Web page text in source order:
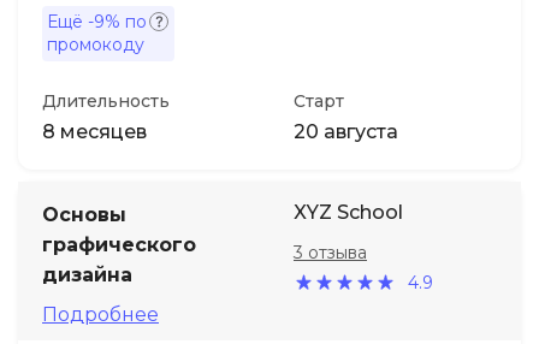
Ещё -9% по
промокоду
Длительность
8 месяцев
Старт
20 августа
Основы
графического
дизайна
Подробнее
XYZ School
4.9
3 отзыва